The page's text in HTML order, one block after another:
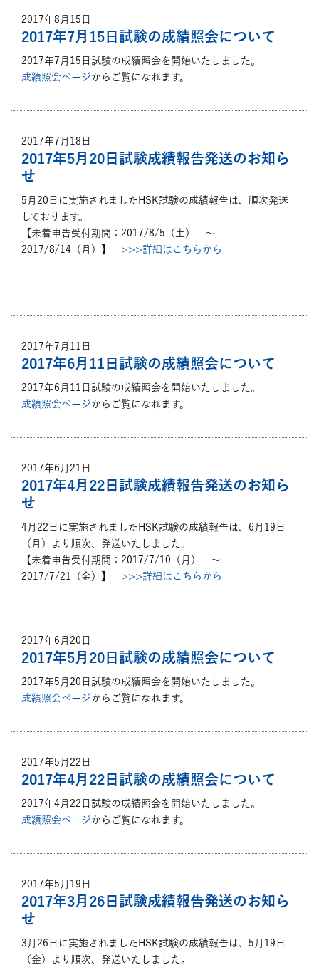
2017年8月15日
2017年7月15日試験の成績照会について
2017年7月15日試験の成績照会を開始いたしました。
成績照会ページからご覧になれます。
2017年7月18日
2017年5月20日試験成績報告発送のお知ら
せ
5月20日に実施されましたHSK試験の成績報告は、順次発送
しております。
【未着申告受付期間：2017/8/5（土） ～
2017/8/14（月）】 >>>詳細はこちらから
2017年7月11日
2017年6月11日試験の成績照会について
2017年6月11日試験の成績照会を開始いたしました。
成績照会ページからご覧になれます。
2017年6月21日
2017年4月22日試験成績報告発送のお知ら
せ
4月22日に実施されましたHSK試験の成績報告は、6月19日
（月）より順次、発送いたしました。
【未着申告受付期間：2017/7/10（月） ～
2017/7/21（金）】 >>>詳細はこちらから
2017年6月20日
2017年5月20日試験の成績照会について
2017年5月20日試験の成績照会を開始いたしました。
成績照会ページからご覧になれます。
2017年5月22日
2017年4月22日試験の成績照会について
2017年4月22日試験の成績照会を開始いたしました。
成績照会ページからご覧になれます。
2017年5月19日
2017年3月26日試験成績報告発送のお知ら
せ
3月26日に実施されましたHSK試験の成績報告は、5月19日
（金）より順次、発送いたしました。